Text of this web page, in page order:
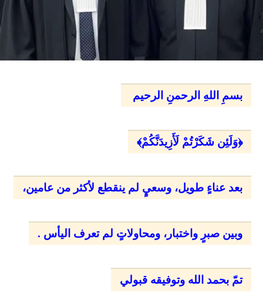
بسمِ اللهِ الرحمنِ الرحيم
﴿وَلَئِن شَكَرْتُمْ لَأَزِيدَنَّكُمْ﴾
بعد عناءٍ طويل، وسعيٍ لم ينقطع لأكثر من عامين،
وبين صبرٍ واختبار، ومحاولاتٍ لم تعرف اليأس .
تمّ بحمد الله وتوفيقه قبولي